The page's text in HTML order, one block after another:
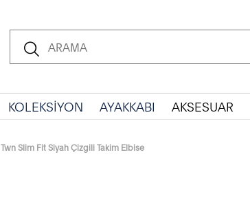
KOLEKSİYON AYAKKABI AKSESUAR
Twn Slim Fit Siyah Çizgili Takim Elbise